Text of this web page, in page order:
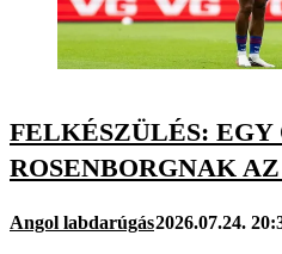
FELKÉSZÜLÉS:
ROSENBORGNAK
Angol labdarúgás2026.07.24.